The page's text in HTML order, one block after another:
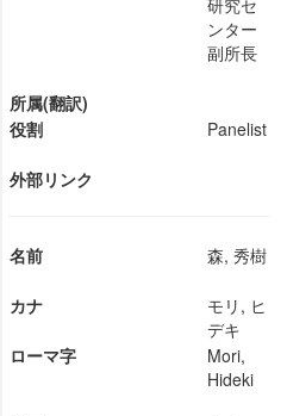
研究セ
ンター
副所⻑
所属(翻訳)
役割
Panelist
外部リンク
名前 森, 秀樹
カナ
モリ, ヒ
デキ
ローマ字
Mori,
Hideki